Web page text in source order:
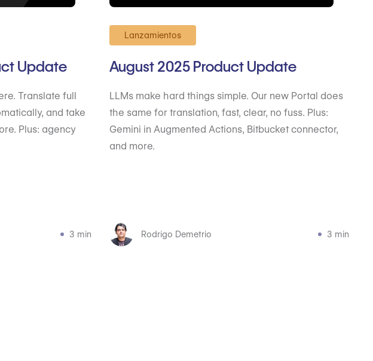
Update
Translate full
and take
Plus: agency
3 min
Lanzamientos
August 2025 Product Update
LLMs make hard things simple. Our new Portal does
the same for translation, fast, clear, no fuss. Plus:
Gemini in Augmented Actions, Bitbucket connector,
and more.
Rodrigo Demetrio 3 min